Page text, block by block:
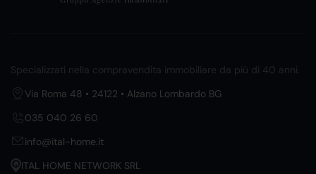
Specializzati nella compravendita immobiliare da più di 40 anni.
Via Roma 48 • 24122 • Alzano Lombardo BG
035 040 26 60
info@ital-home.it
ITAL HOME NETWORK SRL